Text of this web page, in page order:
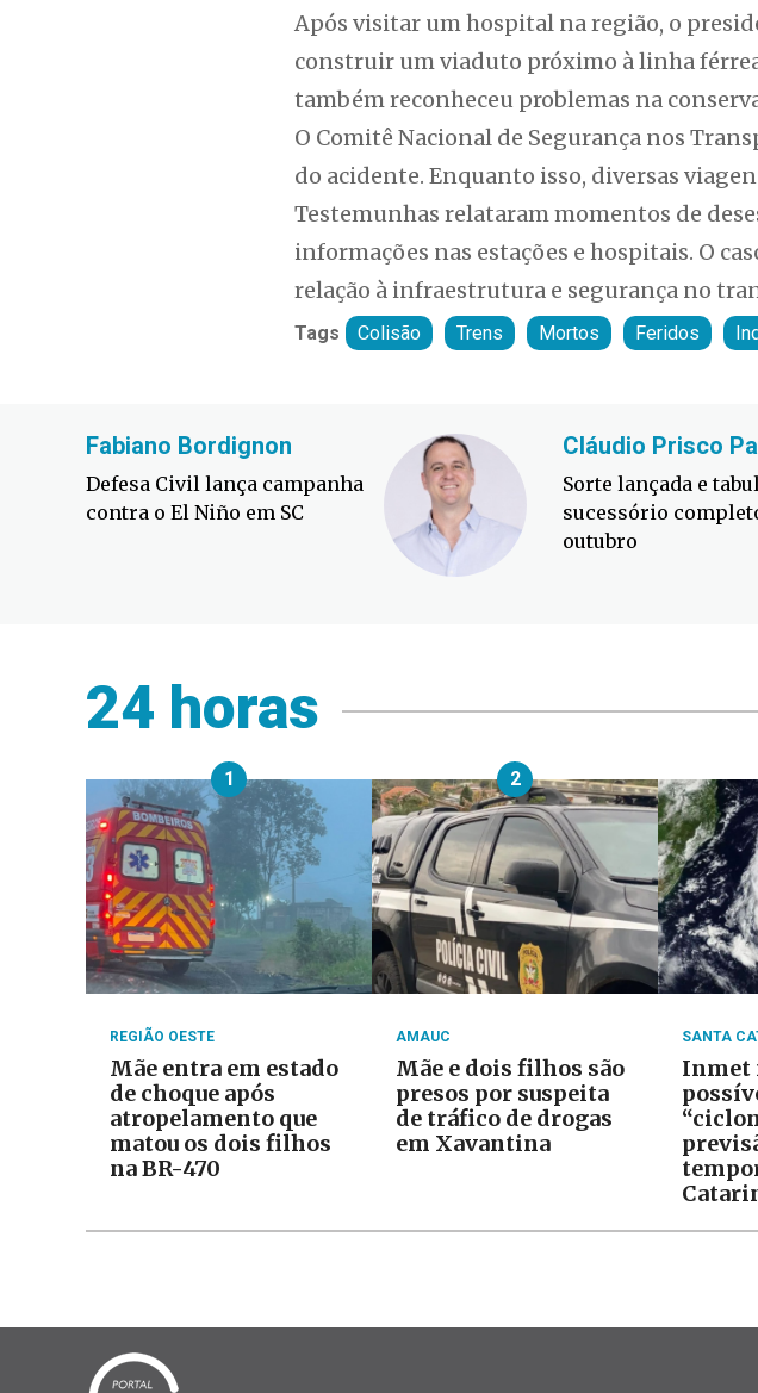
Após visitar um hospital na região, o
construir um viaduto próximo à linha
também reconheceu problemas na
O Comitê Nacional de Segurança nos
do acidente. Enquanto isso, diversas
Testemunhas relataram momentos de
informações nas estações e hospitais. O
relação à infraestrutura e segurança no
Tags Colisão Trens Mortos Feridos
Fabiano Bordignon
Defesa Civil lança campanha
contra o El Niño em SC
Cláudio Prisco
Sorte lançada e
sucessório
outubro
24 horas
1
REGIÃO OESTE
Mãe entra em estado
de choque após
atropelamento que
matou os dois filhos
na BR-470
2
AMAUC
Mãe e dois filhos são
presos por suspeita
de tráfico de drogas
em Xavantina
SANTA
Inmet